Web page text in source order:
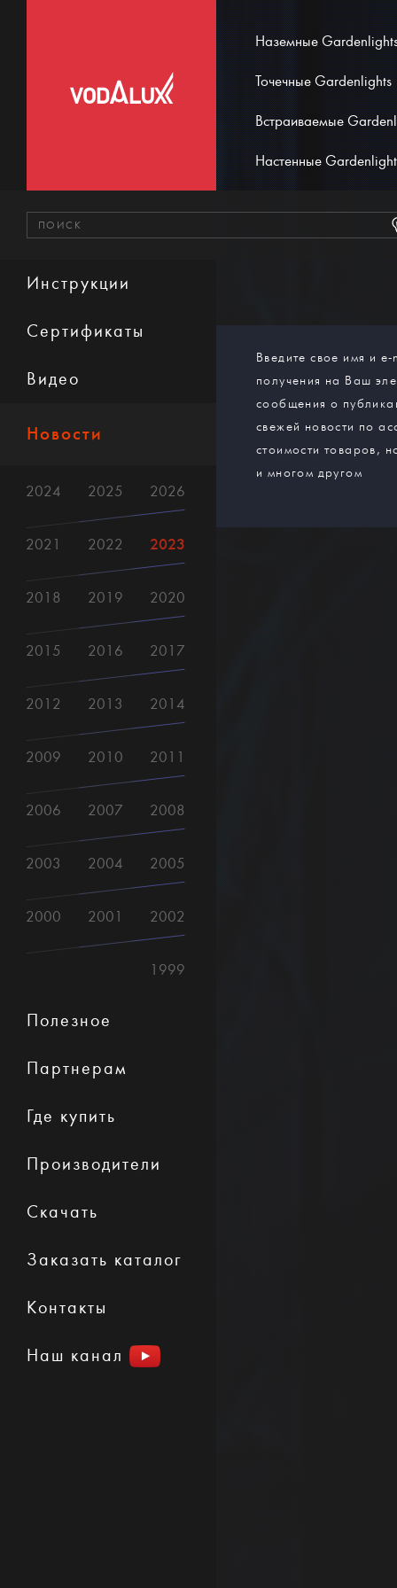
Наземные
Точечные Gardenlights
Встраиваемые
Настенные
Введите свое имя и
получения на Ваш
сообщения о
свежей новости по
стоимости товаров,
и многом другом
Инструкции
Сертификаты
Видео
Новости
2026
2025
2024
2023
2022
2021
2020
2019
2018
2017
2016
2015
2014
2013
2012
2011
2010
2009
2008
2007
2006
2005
2004
2003
2002
2001
2000
1999
Полезное
Партнерам
Где купить
Производители
Скачать
Заказать каталог
Контакты
Наш канал